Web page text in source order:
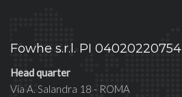
Fowhe s.r.l. PI 04020220754
Head quarter
Via A. Salandra 18 - ROMA